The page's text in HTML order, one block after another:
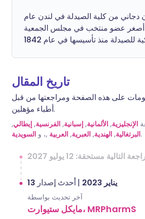
من كلية الصيدلة في لندن عام
أصغر عضو منتخب في مجلس الجمعية
تاريخ المقال
على هذه الصفحة ومراجعتها من قبل
أطباء مؤهلين.
الإنجليزية, الألمانية, إسبانية, الفرنسية, إيطالي,
البرتغالية, الهندية, العبرية, العربية ,، و السويدية .
التالية مستحقة: 12 يوليو 2027
13 يناير 2023 |أحدث إصدار
آخر تحديث بواسطة
مايكل ستيوارت، MRPharmS